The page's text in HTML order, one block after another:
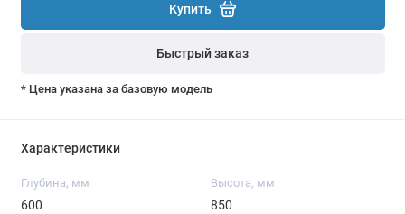
Купить
Быстрый заказ
* Цена указана за базовую модель
Характеристики
Глубина, мм
600
Высота, мм
850